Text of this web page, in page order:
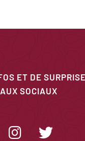
ET DE
SOCIAUX